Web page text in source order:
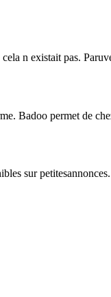
n existait pas.
Badoo permet de
sur